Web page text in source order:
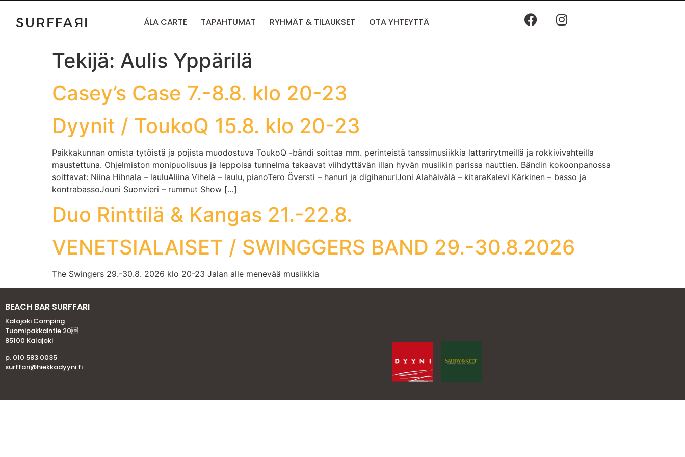
ÁLA CARTE TAPAHTUMAT RYHMÄT & TILAUKSET OTA YHTEYTTÄ
Tekijä: Aulis Yppärilä
Casey’s Case 7.-8.8. klo 20-23
Dyynit / ToukoQ 15.8. klo 20-23
Paikkakunnan omista tytöistä ja pojista muodostuva ToukoQ -bändi soittaa mm. perinteistä tanssimusiikkia lattarirytmeillä ja rokkivivahteilla
maustettuna. Ohjelmiston monipuolisuus ja leppoisa tunnelma takaavat viihdyttävän illan hyvän musiikin parissa nauttien. Bändin kokoonpanossa
soittavat: Niina Hihnala – lauluAliina Vihelä – laulu, pianoTero Översti – hanuri ja digihanuriJoni Alahäivälä – kitaraKalevi Kärkinen – basso ja
kontrabassoJouni Suonvieri – rummut Show […]
Duo Rinttilä & Kangas 21.-22.8.
VENETSIALAISET / SWINGGERS BAND 29.-30.8.2026
The Swingers 29.-30.8. 2026 klo 20-23 Jalan alle menevää musiikkia
BEACH BAR SURFFARI
Kalajoki Camping
Tuomipakkaintie 20
85100 Kalajoki
p. 010 583 0035
surffari@hiekkadyyni.fi